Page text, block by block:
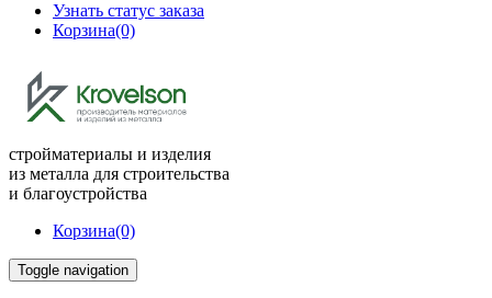
Узнать статус заказа
Корзина(0)
стройматериалы и изделия
из металла для строительства
и благоустройства
Корзина(0)
Toggle navigation